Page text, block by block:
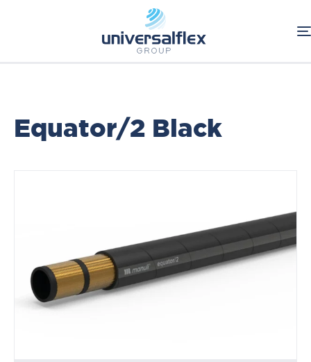
Connessioni Oleodinamiche
Hi-Grade Traditional Hoses
Equator/2 Black